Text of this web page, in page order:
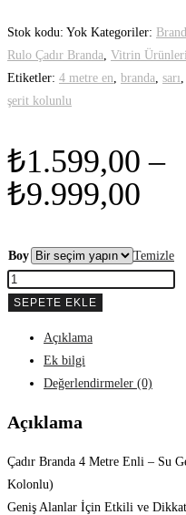
Stok kodu: Yok Kategoriler:
Rulo Çadır Branda Vitrin Ürünleri
Etiketler: 4 metre en branda sarı
şerit kolunlu
₺1.599,00 –
₺9.999,00
-
Boy
Temizle
Çadır
Branda
Geçirmez
Branda
165GR/M2
Şerit
SEPETE EKLE
Açıklama
Ek bilgi
Değerlendirmeler (0)
Açıklama
Çadır Branda 4 Metre Enli – Su
Kolonlu)
Geniş Alanlar İçin Etkili ve